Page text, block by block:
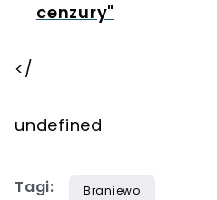
cenzury"
</
undefined
Tagi: Braniewo